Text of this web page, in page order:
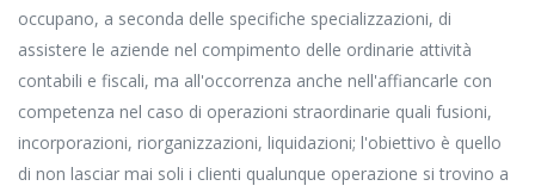
occupano, a seconda delle specifiche specializzazioni, di
assistere le aziende nel compimento delle ordinarie attività
contabili e fiscali, ma all'occorrenza anche nell'affiancarle con
competenza nel caso di operazioni straordinarie quali fusioni,
incorporazioni, riorganizzazioni, liquidazioni; l'obiettivo è quello
di non lasciar mai soli i clienti qualunque operazione si trovino a